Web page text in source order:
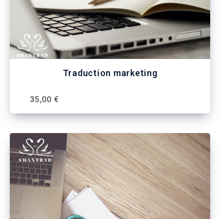
Traduction marketing
35,00 €